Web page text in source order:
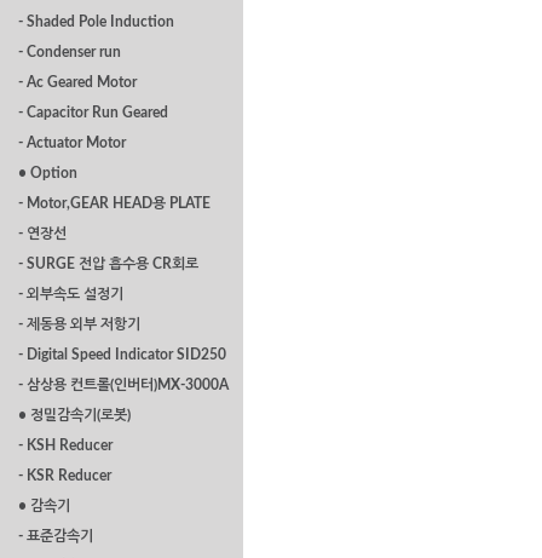
- Shaded Pole Induction
- Condenser run
- Ac Geared Motor
- Capacitor Run Geared
- Actuator Motor
• Option
- Motor,GEAR HEAD용 PLATE
- 연장선
- SURGE 전압 흡수용 CR회로
- 외부속도 설정기
- 제동용 외부 저항기
- Digital Speed Indicator SID250
- 삼상용 컨트롤(인버터)MX-3000A
• 정밀감속기(로봇)
- KSH Reducer
- KSR Reducer
• 감속기
- 표준감속기